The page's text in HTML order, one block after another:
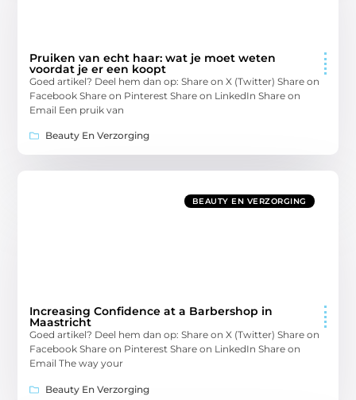
Pruiken van echt haar: wat je moet weten
voordat je er een koopt
Goed artikel? Deel hem dan op: Share on X (Twitter) Share on
Facebook Share on Pinterest Share on LinkedIn Share on
Email Een pruik van
Beauty En Verzorging
BEAUTY EN VERZORGING
Increasing Confidence at a Barbershop in
Maastricht
Goed artikel? Deel hem dan op: Share on X (Twitter) Share on
Facebook Share on Pinterest Share on LinkedIn Share on
Email The way your
Beauty En Verzorging